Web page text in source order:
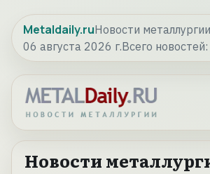
Metaldaily.ruНовости металлургии
06 августа 2026 г.Всего новостей:
Новости